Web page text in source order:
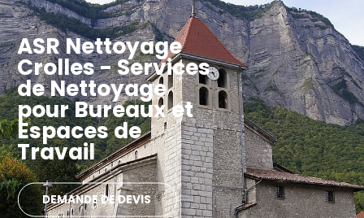
ASR Nettoyage
Crolles - Services
de Nettoyage
pour Bureaux et
Espaces de
Travail
DEMANDE DE DEVIS